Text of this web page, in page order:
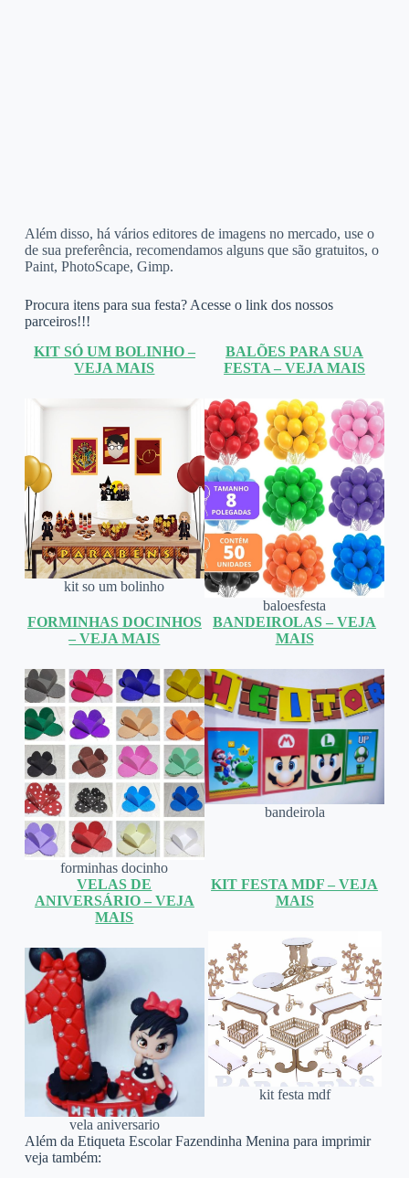
Além disso, há vários editores de imagens no mercado, use o
de sua preferência, recomendamos alguns que são gratuitos, o
Paint, PhotoScape, Gimp.
Procura itens para sua festa? Acesse o link dos nossos
parceiros!!!
KIT SÓ UM BOLINHO –
VEJA MAIS
kit so um bolinho
BALÕES PARA SUA
FESTA – VEJA MAIS
baloesfesta
FORMINHAS DOCINHOS
– VEJA MAIS
forminhas docinho
BANDEIROLAS – VEJA
MAIS
bandeirola
VELAS DE
ANIVERSÁRIO – VEJA
MAIS
vela aniversario
KIT FESTA MDF – VEJA
MAIS
kit festa mdf
Além da Etiqueta Escolar Fazendinha Menina para imprimir
veja também: